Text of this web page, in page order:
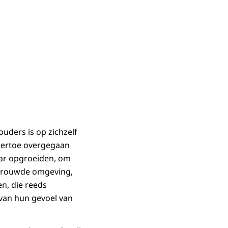
is op zichzelf
overgegaan
opgroeiden, om
omgeving,
die reeds
hun gevoel van